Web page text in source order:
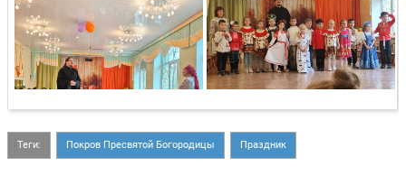
Теги: Покров Пресвятой Богородицы Праздник